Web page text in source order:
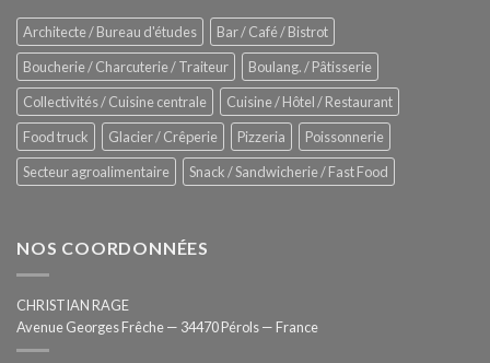
–
Hygiène
totale
automatisée
Architecte / Bureau d'études
Bar / Café / Bistrot
Boucherie / Charcuterie / Traiteur
Boulang. / Pâtisserie
Collectivités / Cuisine centrale
Cuisine / Hôtel / Restaurant
Food truck
Glacier / Crêperie Pizzeria
Poissonnerie
Secteur agroalimentaire
Snack / Sandwicherie / Fast Food
NOS COORDONNÉES
CHRISTIAN RAGE
Avenue Georges Frêche — 34470 Pérols — France